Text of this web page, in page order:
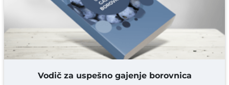
DODAJ KOMENTAR
Vodič za uspešno gajenje borovnica